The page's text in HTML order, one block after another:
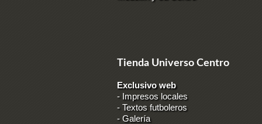
Tienda Universo Centro
Exclusivo web
- Impresos locales
- Textos futboleros
-Galería